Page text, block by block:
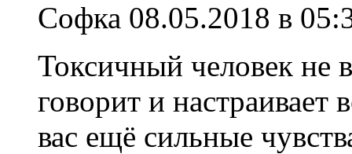
Софка 08.05.2018 в
Токсичный человек не
говорит и настраивает
вас ещё сильные